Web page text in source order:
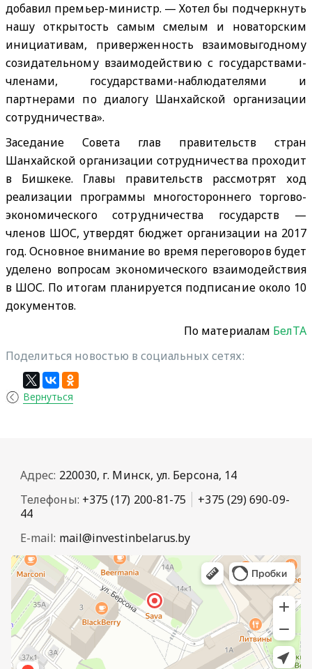
добавил премьер-министр. — Хотел бы подчеркнуть
нашу открытость самым смелым и новаторским
инициативам, приверженность взаимовыгодному
созидательному взаимодействию с государствами-
членами, государствами-наблюдателями и
партнерами по диалогу Шанхайской организации
сотрудничества».
Заседание Совета глав правительств стран
Шанхайской организации сотрудничества проходит
в Бишкеке. Главы правительств рассмотрят ход
реализации программы многостороннего торгово-
экономического сотрудничества государств —
членов ШОС, утвердят бюджет организации на 2017
год. Основное внимание во время переговоров будет
уделено вопросам экономического взаимодействия
в ШОС. По итогам планируется подписание около 10
документов.
По материалам БелТА
Поделиться новостью в социальных сетях:
Вернуться
Адрес: 220030, г. Минск, ул. Берсона, 14
Телефоны: +375 (17) 200-81-75
+375 (29) 690-09-
44
E-mail: mail@investinbelarus.by